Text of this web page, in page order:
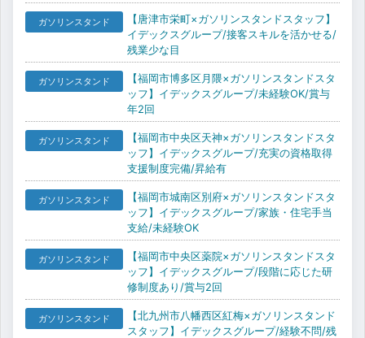
ガソリンスタンド
【唐津市栄町×ガソリンスタンドスタッフ】
イデックスグループ/接客スキルを活かせる/
残業少な目
ガソリンスタンド
【福岡市博多区月隈×ガソリンスタンドスタ
ッフ】イデックスグループ/未経験OK/賞与
年2回
ガソリンスタンド
【福岡市中央区天神×ガソリンスタンドスタ
ッフ】イデックスグループ/充実の資格取得
支援制度完備/昇給有
ガソリンスタンド
【福岡市城南区別府×ガソリンスタンドスタ
ッフ】イデックスグループ/家族・住宅手当
支給/未経験OK
ガソリンスタンド
【福岡市中央区薬院×ガソリンスタンドスタ
ッフ】イデックスグループ/段階に応じた研
修制度あり/賞与2回
ガソリンスタンド
【北九州市八幡西区紅梅×ガソリンスタンド
スタッフ】イデックスグループ/経験不問/残